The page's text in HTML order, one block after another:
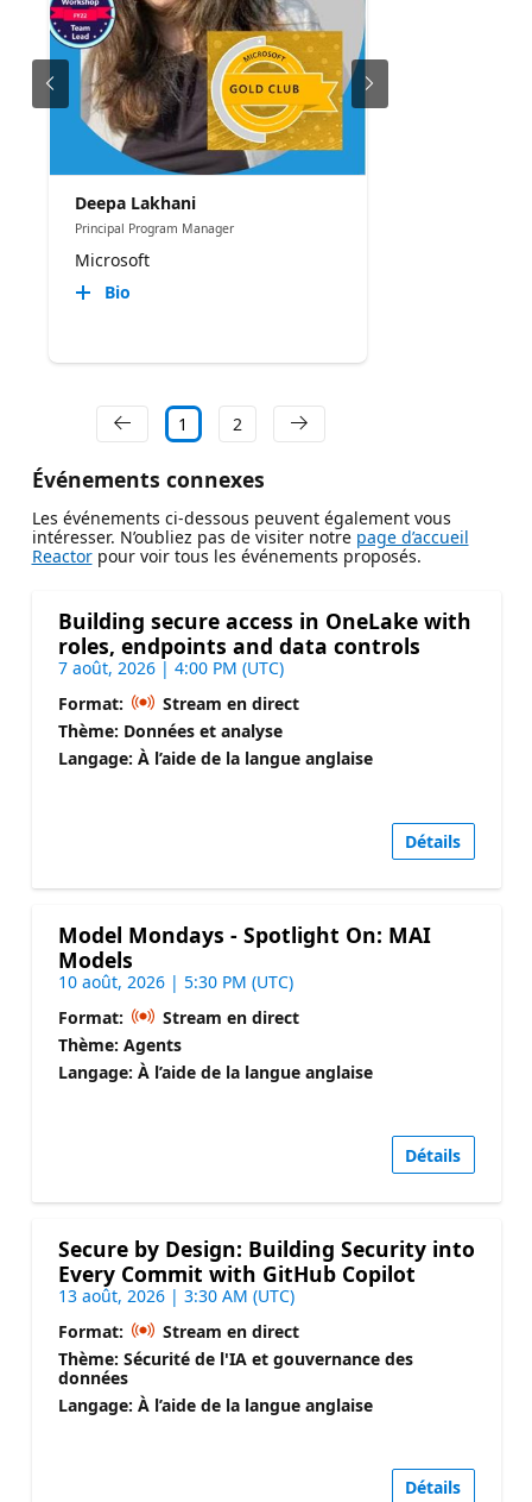
Deepa Lakhani
Principal Program Manager
Microsoft
Bio
1 2
Événements connexes
Les événements ci-dessous peuvent également vous
intéresser. N’oubliez pas de visiter notre page d’accueil
Reactorpour voir tous les événements proposés.
Building secure access in OneLake with
roles, endpoints and data controls
7 août, 2026 | 4:00 PM (UTC)
Format:
Stream en direct
Thème: Données et analyse
Langage: À l’aide de la langue anglaise
Détails
Model Mondays - Spotlight On: MAI
Models
10 août, 2026 | 5:30 PM (UTC)
Format:
Stream en direct
Thème: Agents
Langage: À l’aide de la langue anglaise
Détails
Secure by Design: Building Security into
Every Commit with GitHub Copilot
13 août, 2026 | 3:30 AM (UTC)
Format:
Stream en direct
Thème: Sécurité de l'IA et gouvernance des
données
Langage: À l’aide de la langue anglaise
Détails